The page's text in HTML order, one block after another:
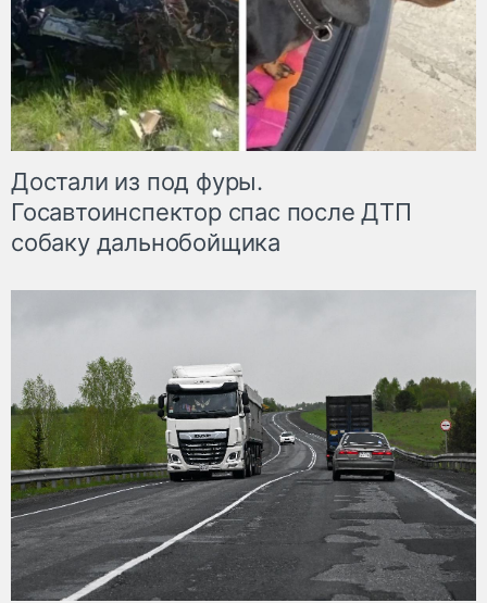
Достали из под фуры.
Госавтоинспектор спас после ДТП
собаку дальнобойщика